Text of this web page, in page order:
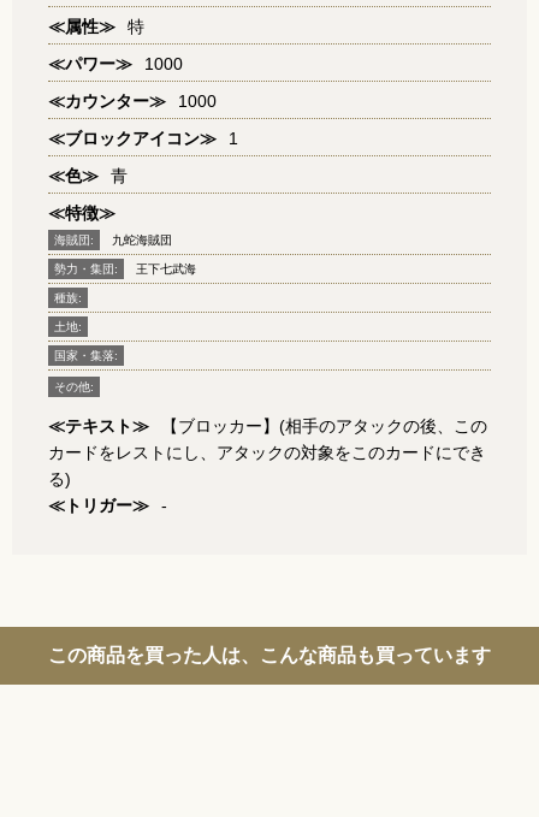
≪属性≫
特
≪パワー≫
1000
≪カウンター≫
1000
≪ブロックアイコン≫
1
≪色≫
青
≪特徴≫
海賊団: 九蛇海賊団
勢力・集団: 王下七武海
種族:
土地:
国家・集落:
その他:
≪テキスト≫
【ブロッカー】(相手のアタックの後、この
カードをレストにし、アタックの対象をこのカードにでき
る)
≪トリガー≫
-
この商品を買った人は、こんな商品も買っています